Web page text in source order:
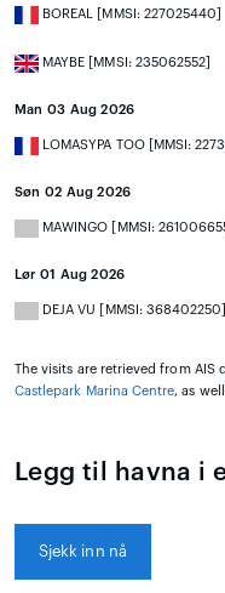
BOREAL [MMSI: 227025440]
MAYBE [MMSI: 235062552]
Man 03 Aug 2026
LOMASYPA TOO [MMSI:
Søn 02 Aug 2026
MAWINGO [MMSI:
Lør 01 Aug 2026
DEJA VU [MMSI: 368402250]
The visits are retrieved from
Castlepark Marina Centre, as
Legg til havna i
Sjekk inn nå